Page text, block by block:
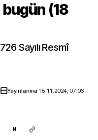
(18
Sayılı Resmî
Yayınlanma 18.11.2024, 07:06
N